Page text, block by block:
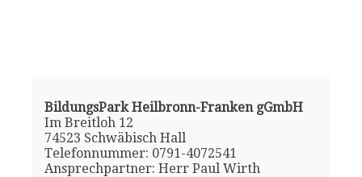
BildungsPark Heilbronn-Franken gGmbH
Im Breitloh 12
74523 Schwäbisch Hall
Telefonnummer: 0791-4072541
Ansprechpartner: Herr Paul Wirth